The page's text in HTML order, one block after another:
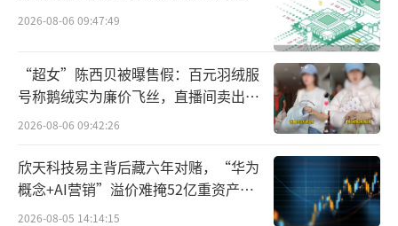
074万元。黑芝麻表示公司将约80%的募集资金
从细分业务来看，自动驾驶产品及解决方
案和智能影像解决方案两大部分是黑芝麻主要
的收入主要来源。其中，自动驾驶产品及解决
方案划分为基于SoC的解决方案和基于算法的
解决方案两部分。2021年至2023年，黑芝麻自
2026-08-06 09:47:49
“超女”陈西贝被曝售假：百元羽绒服
号称鹅绒实为廉价飞丝，直播间卖出超
百万元
2026-08-06 09:42:26
欣天科技易主背后藏六年对赌，“华为
概念+AI营销”溢价难掩52亿重资产考
验
2026-08-05 14:14:15